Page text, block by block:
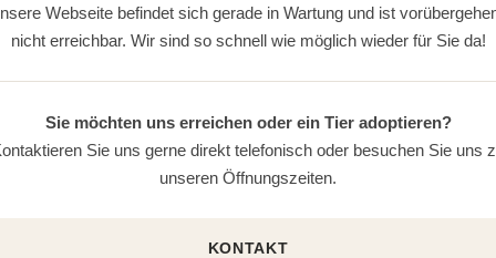
Webseite befindet sich gerade in Wartung und ist
nicht erreichbar. Wir sind so schnell wie möglich wieder für Sie da!
Sie möchten uns erreichen oder ein Tier adoptieren?
Sie uns gerne direkt telefonisch oder besuchen Sie uns
unseren Öffnungszeiten.
KONTAKT